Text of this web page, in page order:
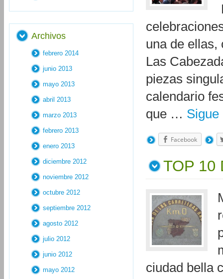
una de ellas,
Las
piezas
calendario
que …
Facebook
TOP 10
ciudad bella
Archivos
febrero 2014
junio 2013
mayo 2013
abril 2013
marzo 2013
febrero 2013
enero 2013
diciembre 2012
noviembre 2012
octubre 2012
septiembre 2012
agosto 2012
julio 2012
junio 2012
mayo 2012